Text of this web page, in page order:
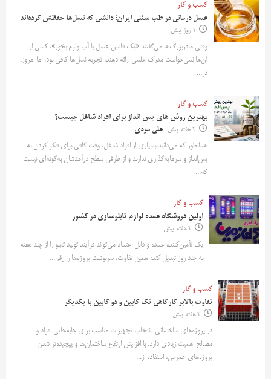
کسب و کار
عسل درمانی در طب سنتی ایران؛ دانشی که نسل‌ها حفظش کرده‌اند
1 روز پیش
وقتی مادربزرگ‌ها می‌گفتند «یک قاشق عسل با آب ولرم بخور»، کسی از
آن‌ها نمی‌خواست مدرک علمی ارائه دهند. تجربه نسل‌ها کافی بود. اما امروز،
در...
کسب و کار
بهترین روش‌ های پس‌ انداز برای افراد شاغل چیست؟
2 هفته پیش
علی مردی
همانطور که می‌دانید بسیاری از افراد شاغل، وقت کافی برای فکر کردن به
پس‌انداز و سرمایه‌گذاری ندارند و از طرفی سطح درآمدشان به‌گونه‌ای نیست
که...
کسب و کار
اولین فروشگاه عمده لوازم تابلوسازی در کشور
2 هفته پیش
یک تأمین‌کننده عمده و قابل اعتماد می‌تواند فرآیند تولید تابلو را از چند هفته
به چند روز تبدیل کند؛ همین تفاوت، سرنوشت پروژه‌ها را رقم...
کسب و کار
تفاوت بالابر کارگاهی تک کابین و دو کابین با یکدیگر
2 هفته پیش
در پروژه‌های ساختمانی، انتخاب تجهیزات مناسب برای جابه‌جایی افراد و
مصالح اهمیت زیادی دارد. با افزایش ارتفاع ساختمان‌ها و پیچیده‌تر شدن
پروژه‌های عمرانی، استفاده از...